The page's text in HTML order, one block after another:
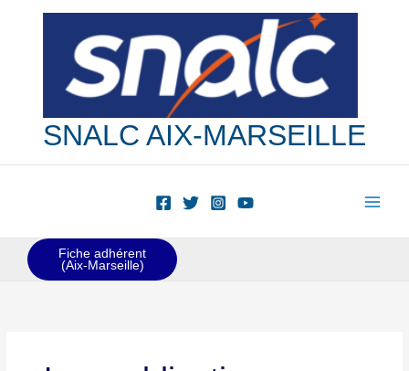
SNALC AIX-MARSEILLE
Fiche adhérent
(Aix-Marseille)